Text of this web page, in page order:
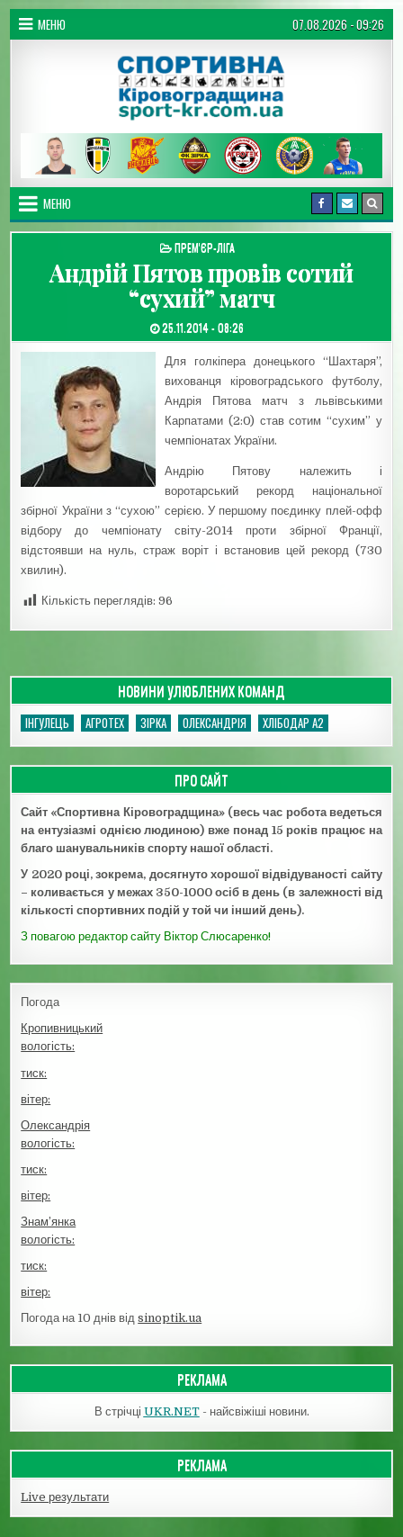
Перейти до вмісту
МЕНЮ 07.08.2026 - 09:26
Спортивна Кіровоградщина
МЕНЮ
ОПУБЛІКУВАТИ В
ПРЕМ'ЄР-ЛІГА
Андрій Пятов провів сотий
“сухий” матч
ДАТА ЗАПИСИ:
25.11.2014 - 08:26
Для голкіпера донецького “Шахтаря”,
вихованця кіровоградського футболу,
Андрія Пятова матч з львівськими
Карпатами (2:0) став сотим “сухим” у
чемпіонатах України.
Андрію Пятову належить і
воротарський рекорд національної
збірної України з “сухою” серією. У першому поєдинку плей-офф
відбору до чемпіонату світу-2014 проти збірної Франції,
відстоявши на нуль, страж воріт і встановив цей рекорд (730
хвилин).
Кількість переглядів: 96
НОВИНИ УЛЮБЛЕНИХ КОМАНД
ІНГУЛЕЦЬ АГРОТЕХ ЗІРКА ОЛЕКСАНДРІЯ ХЛІБОДАР А2
ПРО САЙТ
Сайт «Спортивна Кіровоградщина» (весь час робота ведеться
на ентузіазмі однією людиною) вже понад 15 років працює на
благо шанувальників спорту нашої області.
У 2020 році, зокрема, досягнуто хорошої відвідуваності сайту
– коливається у межах 350-1000 осіб в день (в залежності від
кількості спортивних подій у той чи інший день).
З повагою редактор сайту Віктор Слюсаренко!
Погода
Кропивницький
вологість:
тиск:
вітер:
Олександрія
вологість:
тиск:
вітер:
Знам’янка
вологість:
тиск:
вітер:
Погода на 10 днів відsinoptik.ua
РЕКЛАМА
В стрічці UKR.NET- найсвіжіші новини.
РЕКЛАМА
Live результати